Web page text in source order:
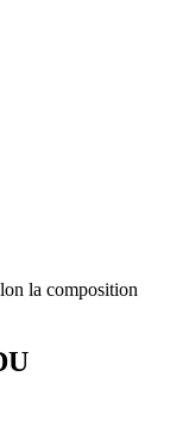
la composition